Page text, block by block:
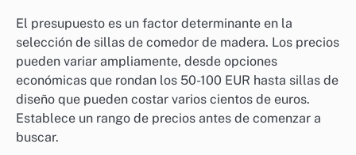
El presupuesto es un factor determinante en la
selección de sillas de comedor de madera. Los precios
pueden variar ampliamente, desde opciones
económicas que rondan los 50-100 EUR hasta sillas de
diseño que pueden costar varios cientos de euros.
Establece un rango de precios antes de comenzar a
buscar.